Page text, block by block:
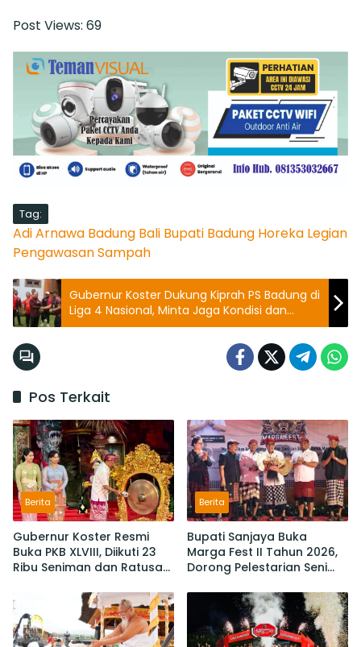
Post Views: 69
Tag:
Adi Arnawa Badung Bali Bupati Badung Horeka Legian
Pengawasan Sampah
Gubernur Koster Dukung Kiprah PS Badung di
Liga 4 Nasional, Minta Jaga Kondisi dan
Junjung Profesionalisme
Pos Terkait
Berita
Gubernur Koster Resmi
Buka PKB XLVIII, Diikuti 23
Ribu Seniman dan Ratusan
IKM/UMKM Digratiskan
Berita
Bupati Sanjaya Buka
Marga Fest II Tahun 2026,
Dorong Pelestarian Seni
Potensi Lokal